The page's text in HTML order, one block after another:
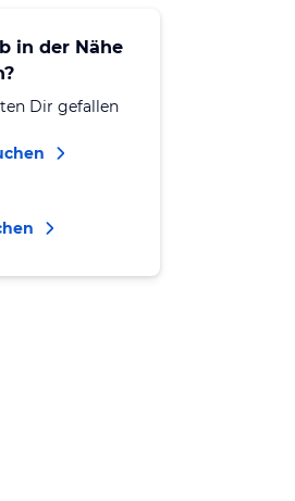
in der Nähe
Dir gefallen